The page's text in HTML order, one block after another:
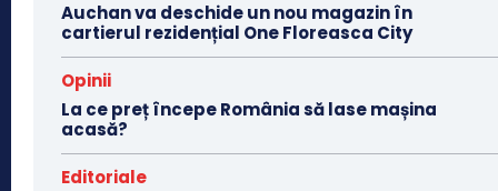
Auchan va deschide un nou magazin în
cartierul rezidențial One Floreasca City
Opinii
La ce preț începe România să lase mașina
acasă?
Editoriale